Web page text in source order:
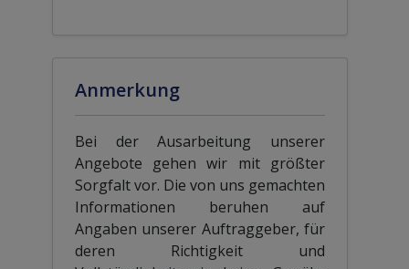
Anmerkung
Bei der Ausarbeitung unserer
Angebote gehen wir mit größter
Sorgfalt vor. Die von uns gemachten
Informationen beruhen auf
Angaben unserer Auftraggeber, für
deren Richtigkeit und